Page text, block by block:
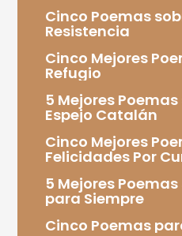
Cinco Poemas
Resistencia
Cinco Mejores
Refugio
5 Mejores
Espejo Catalán
Cinco Mejores
Felicidades Por
5 Mejores
para Siempre
Cinco Poemas